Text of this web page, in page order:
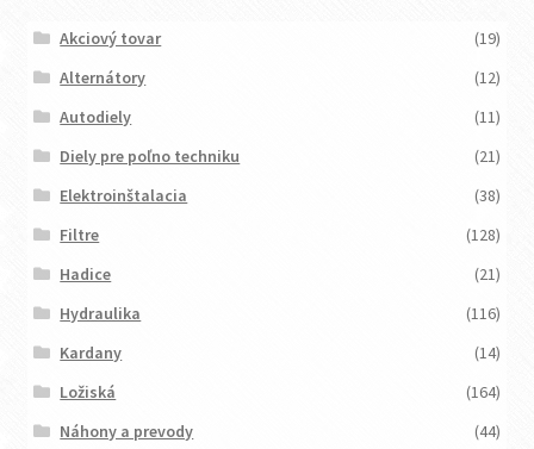
Akciový tovar
(19)
Alternátory
(12)
Autodiely
(11)
Diely pre poľno techniku
(21)
Elektroinštalacia
(38)
Filtre
(128)
Hadice
(21)
Hydraulika
(116)
Kardany
(14)
Ložiská
(164)
Náhony a prevody
(44)